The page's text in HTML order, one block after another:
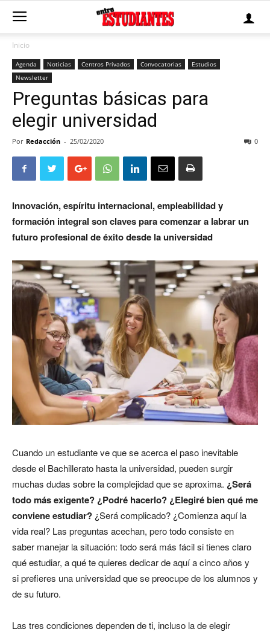
Inicio
Agenda Noticias Centros Privados Convocatorias
Estudios
Newsletter
Preguntas básicas para
elegir universidad
Por Redacción - 25/02/2020 0
Innovación, espíritu internacional, empleabilidad y
formación integral son claves para comenzar a labrar un
futuro profesional de éxito desde la universidad
Cuando un estudiante ve que se acerca el paso inevitable
desde el Bachillerato hasta la universidad, pueden surgir
muchas dudas sobre la complejidad que se aproxima. ¿Será
todo más exigente? ¿Podré hacerlo? ¿Elegiré bien qué me
conviene estudiar? ¿Será complicado? ¿Comienza aquí la
vida real? Las preguntas acechan, pero todo consiste en
saber manejar la situación: todo será más fácil si tienes claro
qué estudiar, a qué te quieres dedicar de aquí a cinco años y
si prefieres una universidad que se preocupe de los alumnos y
de su futuro.
Las tres condiciones dependen de ti, incluso la de elegir